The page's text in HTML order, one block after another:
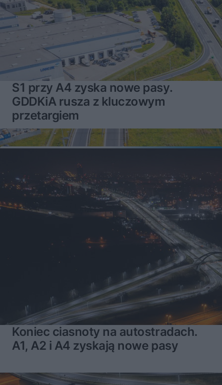
S1 przy A4 zyska nowe pasy.
GDDKiA rusza z kluczowym
przetargiem
Koniec ciasnoty na autostradach.
A1, A2 i A4 zyskają nowe pasy